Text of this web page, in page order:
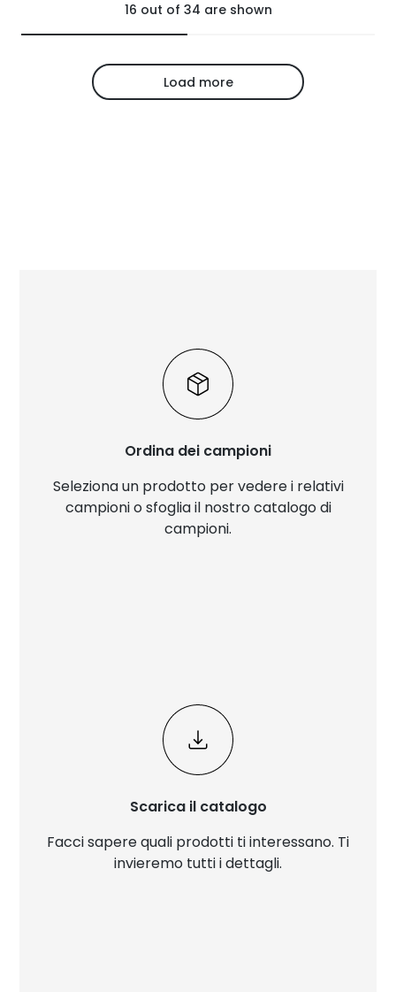
16 out of 34 are shown
Load more
Ordina dei campioni
Seleziona un prodotto per vedere i relativi
campioni o sfoglia il nostro catalogo di
campioni.
Scarica il catalogo
Facci sapere quali prodotti ti interessano. Ti
invieremo tutti i dettagli.